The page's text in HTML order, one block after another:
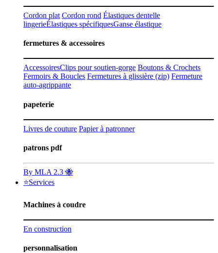
Cordon plat Cordon rond Élastiques dentelle
lingerieÉlastiques spécifiquesGanse élastique
fermetures & accessoires
AccessoiresClips pour soutien-gorge Boutons & Crochets
Fermoirs & Boucles Fermetures à glissière (zip) Fermeture
auto-agrippante
papeterie
Livres de couture Papier à patronner
patrons pdf
By MLA 2.3 🐝
⭐Services
Machines à coudre
En construction
personnalisation